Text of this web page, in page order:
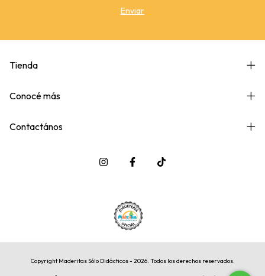
Tienda
Conocé más
Contactános
Copyright Maderitas Sólo Didácticos - 2026. Todos los derechos reservados.